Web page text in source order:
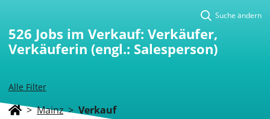
Alle Filter
Suche ändern
526 Jobs im Verkauf: Verkäufer,
Verkäuferin (engl.: Salesperson)
> Mainz > Verkauf